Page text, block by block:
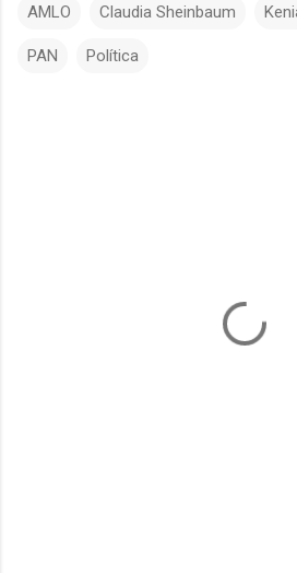
AMLO Claudia Sheinbaum
PAN Política